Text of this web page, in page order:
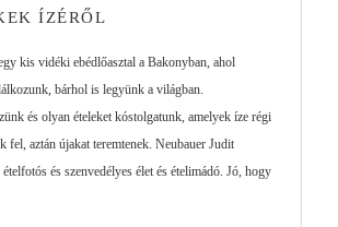
ÍZÉRŐL
kis vidéki ebédlőasztal a Bakonyban, ahol
bárhol is legyünk a világban.
és olyan ételeket kóstolgatunk, amelyek íze régi
fel, aztán újakat teremtenek. Neubauer Judit
és szenvedélyes élet és ételimádó. Jó, hogy